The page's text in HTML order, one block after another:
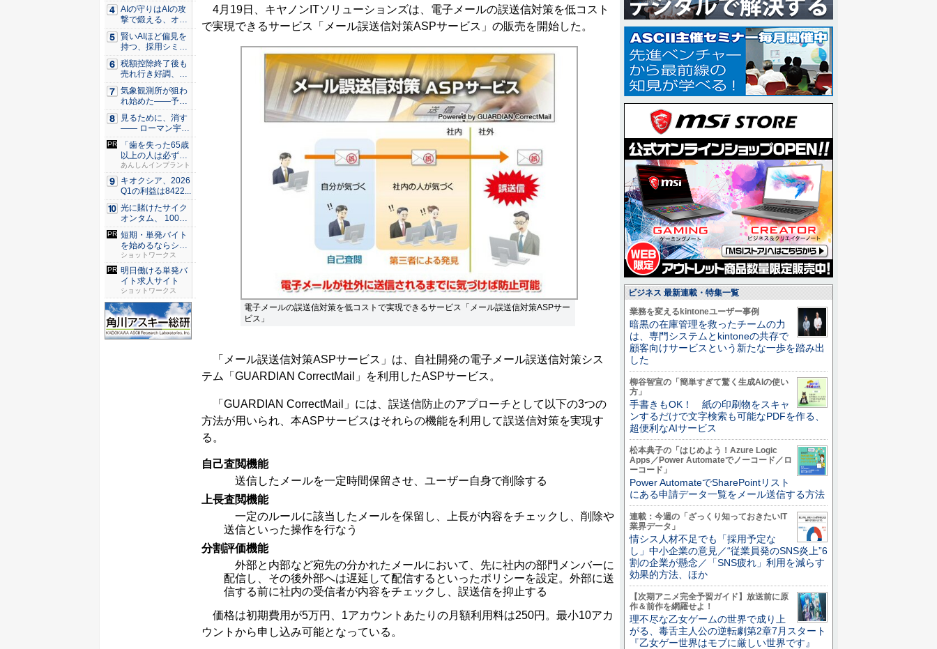
4月19日、キヤノンITソリューションズは、電子メールの誤送信対策を低コスト
で実現できるサービス「メール誤送信対策ASPサービス」の販売を開始した。
電子メールの誤送信対策を低コストで実現できるサービス「メール誤送信対策ASPサー
ビス」
「メール誤送信対策ASPサービス」は、自社開発の電子メール誤送信対策シス
テム「GUARDIAN CorrectMail」を利用したASPサービス。
「GUARDIAN CorrectMail」には、誤送信防止のアプローチとして以下の3つの
方法が用いられ、本ASPサービスはそれらの機能を利用して誤送信対策を実現す
る。
自己査閲機能
送信したメールを一定時間保留させ、ユーザー自身で削除する
上長査閲機能
一定のルールに該当したメールを保留し、上長が内容をチェックし、削除や
送信といった操作を行なう
分割評価機能
外部と内部など宛先の分かれたメールにおいて、先に社内の部門メンバーに
配信し、その後外部へは遅延して配信するといったポリシーを設定。外部に送
信する前に社内の受信者が内容をチェックし、誤送信を抑止する
価格は初期費用が5万円、1アカウントあたりの月額利用料は250円。最小10アカ
ウントから申し込み可能となっている。
AIの守りはAIの攻
撃で鍛える、オー
プン...
賢いAIほど偏見を
持つ、採用シミュ
レーシ...
税額控除終了後も
売れ行き好調、米
国ヒート...
気象観測所が狙わ
れ始めた——予測
市場とA...
見るために、消す
—— ローマン宇宙
望遠鏡...
「歯を失った65歳
以上の人は必ずや
って」...
あんしんインプラント
キオクシア、2026
Q1の利益は8422...
光に賭けたサイク
オンタム、 100万
量子...
短期・単発バイト
を始めるならショ
ットワー...
ショットワークス
明日働ける単発バ
イト求人サイト
ショットワークス
ビジネス 最新連載・特集一覧
業務を変えるkintoneユーザー事例
暗黒の在庫管理を救ったチームの力
は、専門システムとkintoneの共存で
顧客向けサービスという新たな一歩を踏み出
した
柳谷智宣の「簡単すぎて驚く生成AIの使い
方」
手書きもOK！ 紙の印刷物をスキャ
ンするだけで文字検索も可能なPDFを作る、
超便利なAIサービス
松本典子の「はじめよう！Azure Logic
Apps／Power Automateでノーコード／ロ
ーコード」
Power AutomateでSharePointリスト
にある申請データ一覧をメール送信する方法
連載：今週の「ざっくり知っておきたいIT
業界データ」
情シス人材不足でも「採用予定な
し」中小企業の意見／“従業員発のSNS炎上”6
割の企業が懸念／「SNS疲れ」利用を減らす
効果的方法、ほか
【次期アニメ完全予習ガイド】放送前に原
作＆前作を網羅せよ！
理不尽な乙女ゲームの世界で成り上
がる、毒舌主人公の逆転劇第2章7月スタート
『乙女ゲー世界はモブに厳しい世界です』